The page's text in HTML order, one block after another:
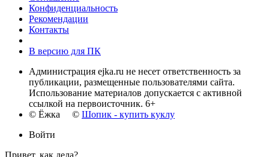
Конфиденциальность
Рекомендации
Контакты
В версию для ПК
Администрация ejka.ru не несет ответственность за
публикации, размещенные пользователями сайта.
Использование материалов допускается с активной
ссылкой на первоисточник. 6+
© Ёжка © Шопик - купить куклу
Войти
Привет, как дела?